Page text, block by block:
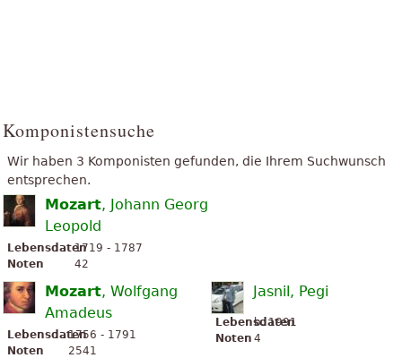
Komponistensuche
Wir haben 3 Komponisten gefunden, die Ihrem Suchwunsch
entsprechen.
Mozart, Johann Georg
Leopold
Lebensdaten1719 - 1787
Noten
42
Mozart, Wolfgang
Amadeus
Lebensdaten1756 - 1791
Noten
2541
Jasnil, Pegi
Lebensdaten
b. 1991
Noten 4